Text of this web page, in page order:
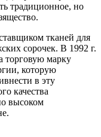
традиционное, но
тканей для
сорочек. В 1992 г.
торговую марку
которую
в эту
качества
высоком